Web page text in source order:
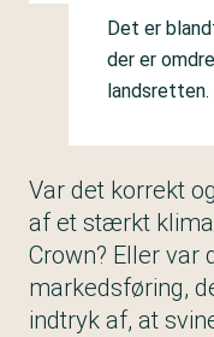
Det er
der er
landsretten.
Var det korrekt
af et stærkt
Crown? Eller var
markedsføring,
indtryk af, at